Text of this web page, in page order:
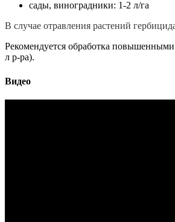
сады, виноградники: 1-2 л/га
В случае отравления растений
Рекомендуется обработка
л р-ра).
Видео